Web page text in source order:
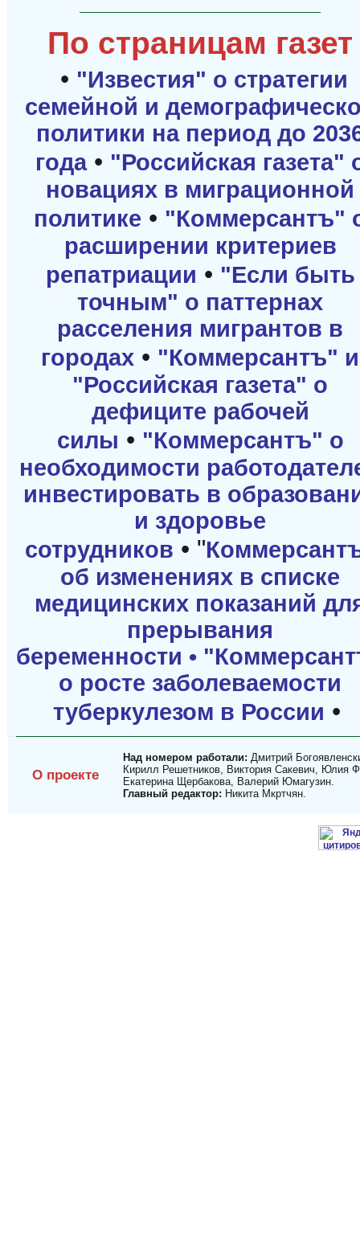
По страницам газет
• "Известия" о стратегии
семейной и
политики на период до
года• "Российская газета"
новациях в миграционной
политике • "Коммерсантъ"
расширении критериев
репатриации • "Если быть
точным" о паттернах
расселения мигрантов в
городах • "Коммерсантъ" и
"Российская газета" о
дефиците рабочей
силы • "Коммерсантъ" о
необходимости
инвестировать в
и здоровье
сотрудников • "
об изменениях в списке
медицинских показаний
прерывания
беременности •
о росте заболеваемости
туберкулезом в России •
О проекте
Над номером работали: Дмитрий
Кирилл Решетников, Виктория Сакевич, Юлия
Екатерина Щербакова, Валерий Юмагузин.
Главный редактор: Никита Мкртчян.